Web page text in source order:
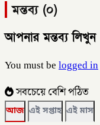
মন্তব্য (০)
আপনার মন্তব্য লিখুন
You must belogged in
সবচেয়ে বেশি পঠিত
আজ এই সপ্তাহ এই মাস